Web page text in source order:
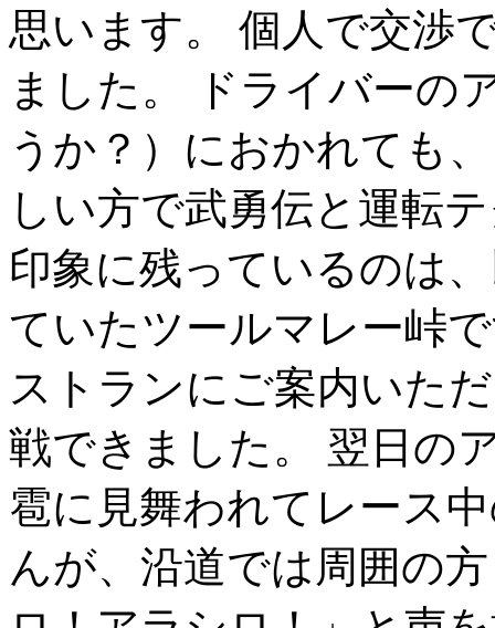
思います。 個人で交渉
ました。 ドライバーの
うか？）におかれても
しい方で武勇伝と運転
印象に残っているのは
ていたツールマレー峠
ストランにご案内いた
戦できました。 翌日の
雹に見舞われてレース
んが、沿道では周囲の